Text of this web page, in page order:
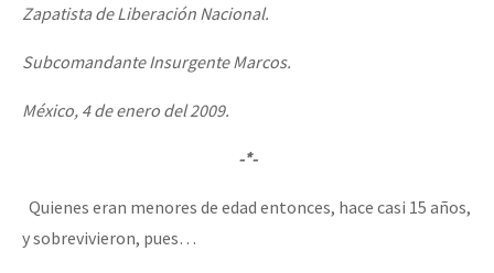
Zapatista de Liberación Nacional.
Subcomandante Insurgente Marcos.
México, 4 de enero del 2009.
-*-
Quienes eran menores de edad entonces, hace casi 15 años,
y sobrevivieron, pues…